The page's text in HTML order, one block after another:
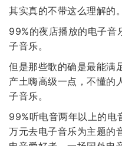
其实真的不带这么理解的。
99%的夜店播放的电子音
子音乐。
但是那些歌的确是最能满
产土嗨高级一点，不懂的
子音乐。
99%听电音两年以上的电
万元去电子音乐为主题的